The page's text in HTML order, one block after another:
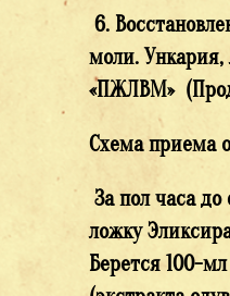
6.
моли. Ункария,
«ПЖЛВМ»
Схема приема
За пол часа
ложку
Берется 100-